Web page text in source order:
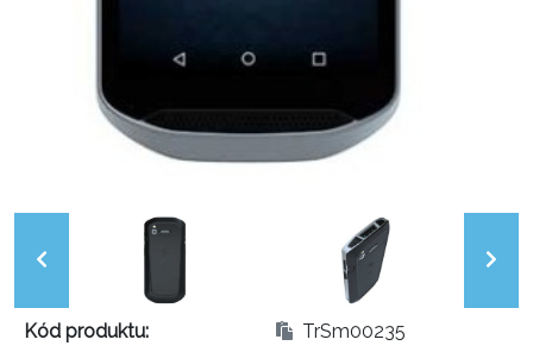
Kód produktu: TrSm00235